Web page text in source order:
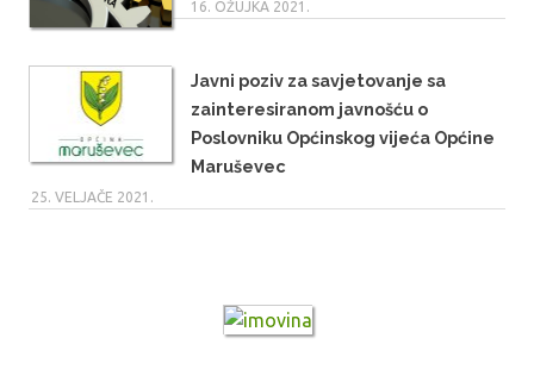
16. OŽUJKA 2021.
Javni poziv za savjetovanje sa
zainteresiranom javnošću o
Poslovniku Općinskog vijeća Općine
Maruševec
25. VELJAČE 2021.